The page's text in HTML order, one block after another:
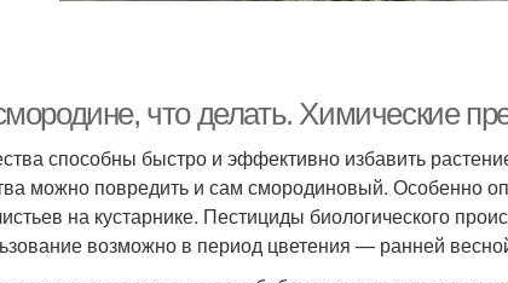
что делать. Химические
способны быстро и эффективно избавить
можно повредить и сам смородиновый. Особенно
на кустарнике. Пестициды биологического
возможно в период цветения — ранней